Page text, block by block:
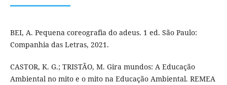
BEI, A. Pequena coreografia do adeus. 1 ed. São Paulo:
Companhia das Letras, 2021.
CASTOR, K. G.; TRISTÃO, M. Gira mundos: A Educação
Ambiental no mito e o mito na Educação Ambiental. REMEA